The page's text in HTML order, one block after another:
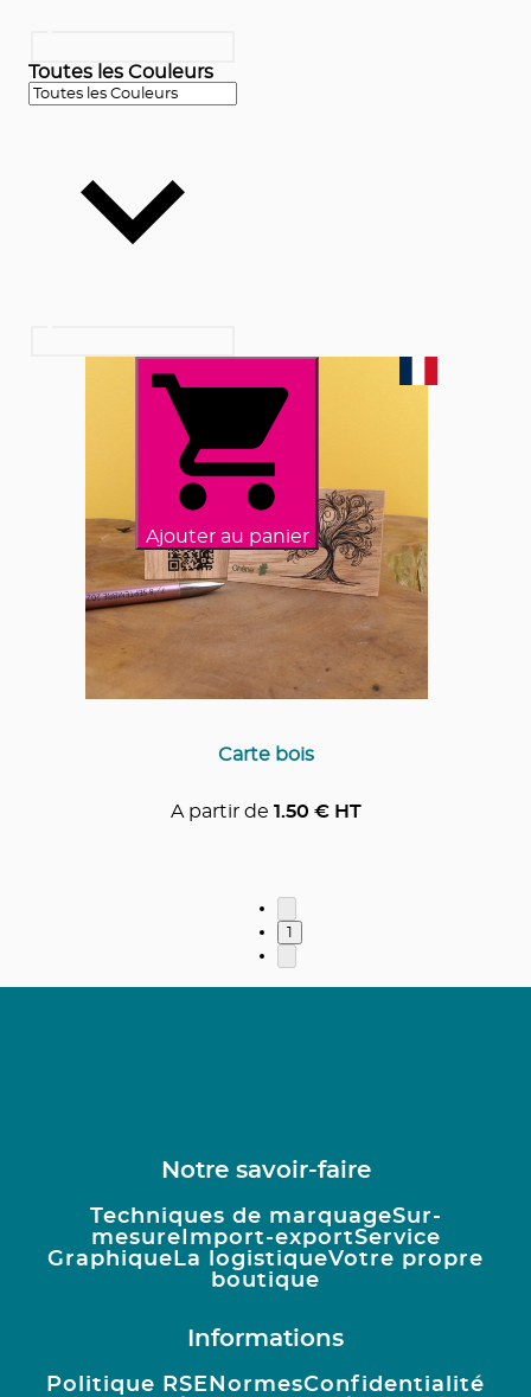
Toutes les Couleurs
Ajouter au panier
Carte bois
A partir de 1.50 € HT
1
Notre savoir-faire
Techniques de marquageSur-
mesure Import-exportService
Graphique La logistiqueVotre propre
boutique
Informations
Politique RSE NormesConfidentialité